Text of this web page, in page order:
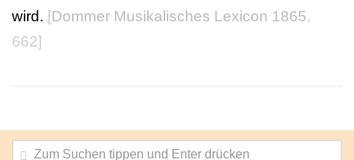
wird. [Dommer Musikalisches Lexicon 1865,
662]